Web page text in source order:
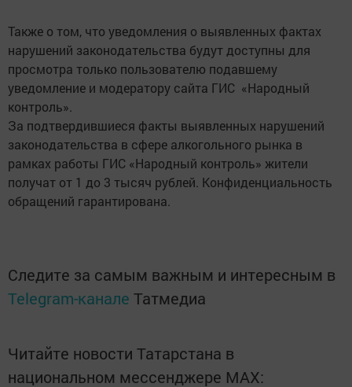
Также о том, что уведомления о выявленных фактах
нарушений законодательства будут доступны для
просмотра только пользователю подавшему
уведомление и модератору сайта ГИС «Народный
контроль».
За подтвердившиеся факты выявленных нарушений
законодательства в сфере алкогольного рынка в
рамках работы ГИС «Народный контроль» жители
получат от 1 до 3 тысяч рублей. Конфиденциальность
обращений гарантирована.
Следите за самым важным и интересным в
Telegram-канале Татмедиа
Читайте новости Татарстана в
национальном мессенджере MАХ: